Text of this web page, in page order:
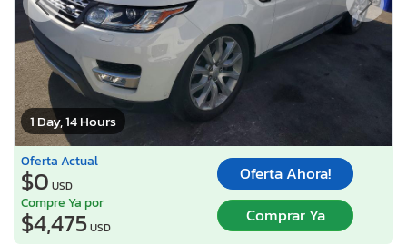
1 Day, 14 Hours
Oferta Actual
$0 USD
Oferta Ahora!
Compre Ya por
$4,475USD
Comprar Ya